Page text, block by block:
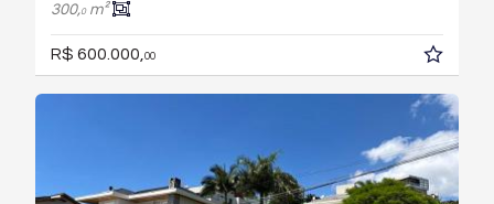
300,0m²
R$ 600.000, 00